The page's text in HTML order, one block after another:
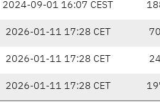
2024-09-01 16:07 CEST
2026-01-11 17:28 CET
2026-01-11 17:28 CET
2026-01-11 17:28 CET